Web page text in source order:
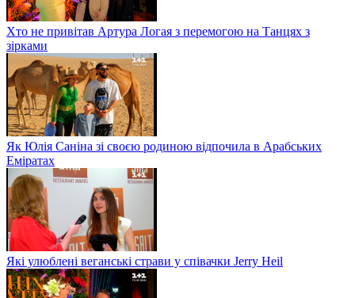
Хто не привітав Артура Логая з перемогою на Танцях з
зірками
Як Юлія Саніна зі своєю родиною відпочила в Арабських
Еміратах
Які улюблені веганські страви у співачки Jerry Heil